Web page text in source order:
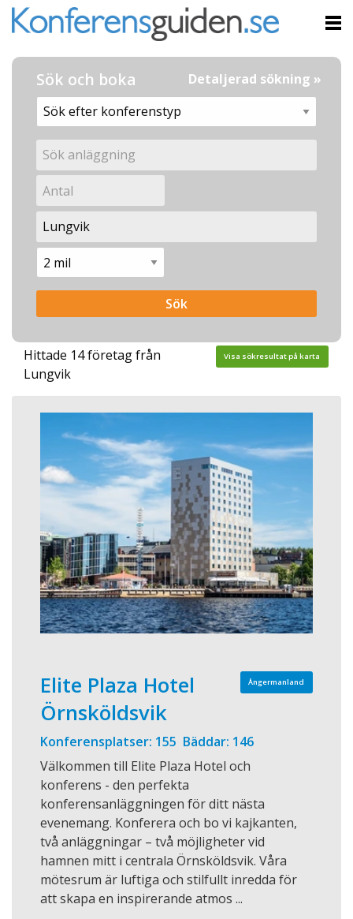
Sök och boka Detaljerad sökning »
Hittade 14 företag från
Lungvik
Visa sökresultat på karta
Ångermanland
Elite Plaza Hotel
Örnsköldsvik
Konferensplatser: 155 Bäddar: 146
Välkommen till Elite Plaza Hotel och
konferens - den perfekta
konferensanläggningen för ditt nästa
evenemang. Konferera och bo vi kajkanten,
två anläggningar – två möjligheter vid
hamnen mitt i centrala Örnsköldsvik. Våra
mötesrum är luftiga och stilfullt inredda för
att skapa en inspirerande atmos ...